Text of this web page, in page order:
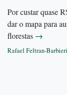
Por custar quase
dar o mapa para
florestas →
Rafael Feltran-Barbieri